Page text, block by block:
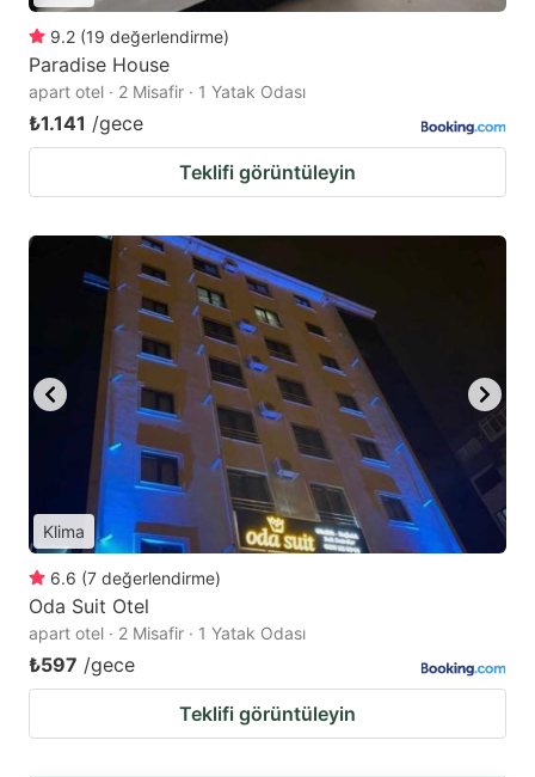
9.2 (19 değerlendirme)
Paradise House
apart otel · 2 Misafir · 1 Yatak Odası
₺1.141 /gece
Teklifi görüntüleyin
Klima
6.6 (7 değerlendirme)
Oda Suit Otel
apart otel · 2 Misafir · 1 Yatak Odası
₺597 /gece
Teklifi görüntüleyin